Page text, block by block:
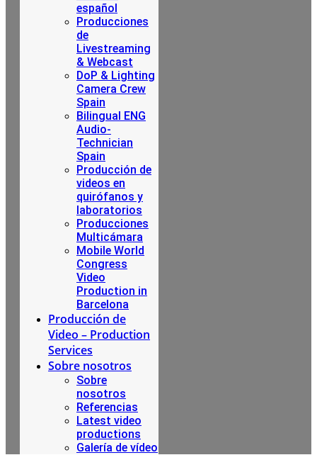
español
Producciones
de
Livestreaming
& Webcast
DoP & Lighting
Camera Crew
Spain
Bilingual ENG
Audio-
Technician
Spain
Producción de
videos en
quirófanos y
laboratorios
Producciones
Multicámara
Mobile World
Congress
Video
Production in
Barcelona
Producción de
Video – Production
Services
Sobre nosotros
Sobre
nosotros
Referencias
Latest video
productions
Galería de vídeo